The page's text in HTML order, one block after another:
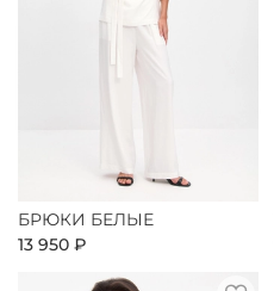
БРЮКИ БЕЛЫЕ
13 950 ₽